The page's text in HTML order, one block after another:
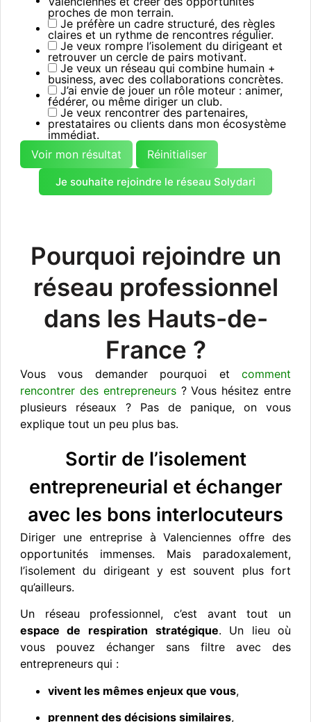
proches de mon terrain.
Je préfère un cadre structuré, des règles
claires et un rythme de rencontres régulier.
Je veux rompre l’isolement du dirigeant et
retrouver un cercle de pairs motivant.
Je veux un réseau qui combine humain +
business, avec des collaborations concrètes.
J’ai envie de jouer un rôle moteur : animer,
fédérer, ou même diriger un club.
Je veux rencontrer des partenaires,
prestataires ou clients dans mon écosystème
immédiat.
Voir mon résultat
Réinitialiser
Je souhaite rejoindre le réseau Solydari
Pourquoi rejoindre un
réseau professionnel
dans les Hauts-de-
France ?
Vous vous demander pourquoi etcomment
rencontrer des entrepreneurs? Vous hésitez entre
plusieurs réseaux ? Pas de panique, on vous
explique tout un peu plus bas.
Sortir de l’isolement
entrepreneurial et échanger
avec les bons interlocuteurs
Diriger une entreprise à Valenciennes offre des
opportunités immenses. Mais paradoxalement,
l’isolement du dirigeant y est souvent plus fort
qu’ailleurs.
Un réseau professionnel, c’est avant tout un
espace de respiration stratégique. Un lieu où
vous pouvez échanger sans filtre avec des
entrepreneurs qui :
vivent les mêmes enjeux que vous,
prennent des décisions similaires,